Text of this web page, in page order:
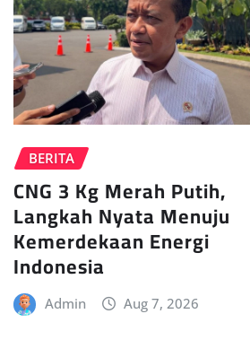
BERITA
CNG 3 Kg Merah Putih,
Langkah Nyata Menuju
Kemerdekaan Energi
Indonesia
Admin Aug 7, 2026